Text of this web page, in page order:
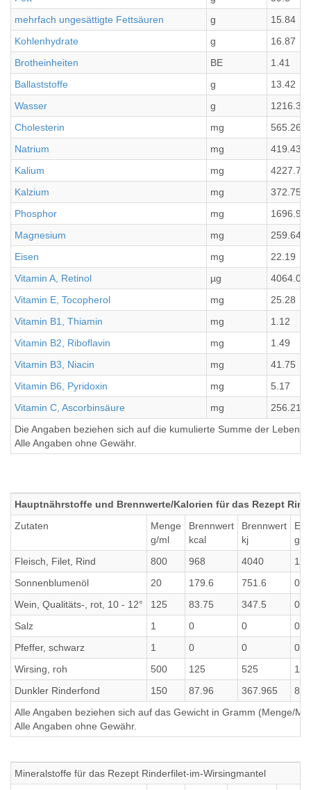
mehrfach ungesättigte Fettsäuren
g
15.84
Kohlenhydrate
g
16.87
Brotheinheiten
BE
1.41
Ballaststoffe
g
13.42
Wasser
g
1216.37
Cholesterin
mg
565.26
Natrium
mg
419.43
Kalium
mg
4227.79
Kalzium
mg
372.75
Phosphor
mg
1696.91
Magnesium
mg
259.64
Eisen
mg
22.19
Vitamin A, Retinol
µg
4064.07
Vitamin E, Tocopherol
mg
25.28
Vitamin B1, Thiamin
mg
1.12
Vitamin B2, Riboflavin
mg
1.49
Vitamin B3, Niacin
mg
41.75
Vitamin B6, Pyridoxin
mg
5.17
Vitamin C, Ascorbinsäure
mg
256.21
Die Angaben beziehen sich auf die kumulierte Summe der
Alle Angaben ohne Gewähr.
Hauptnährstoffe und Brennwerte/Kalorien für das Rezept
Zutaten
Menge
g/ml
Brennwert
kcal
Brennwert
kj
g
Fleisch, Filet, Rind
800 968 4040
Sonnenblumenöl
20 179.6 751.6
0
Wein, Qualitäts-, rot, 10 - 12°
125 83.75 347.5
Salz
1 0 0
0
Pfeffer, schwarz
1 0 0
0
Wirsing, roh
500 125 525
15
Dunkler Rinderfond
150 87.96 367.965
Alle Angaben beziehen sich auf das Gewicht in Gramm (Menge/
Alle Angaben ohne Gewähr.
Mineralstoffe für das Rezept Rinderfilet-im-Wirsingmantel